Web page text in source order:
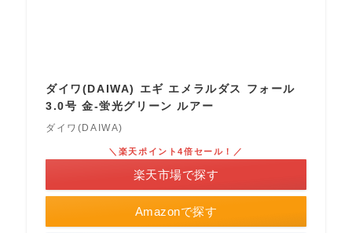
ダイワ(DAIWA) エギ エメラルダス フォール
3.0号 金-蛍光グリーン ルアー
ダイワ(DAIWA)
Amazonで探す
＼楽天ポイント4倍セール！／
楽天市場で探す